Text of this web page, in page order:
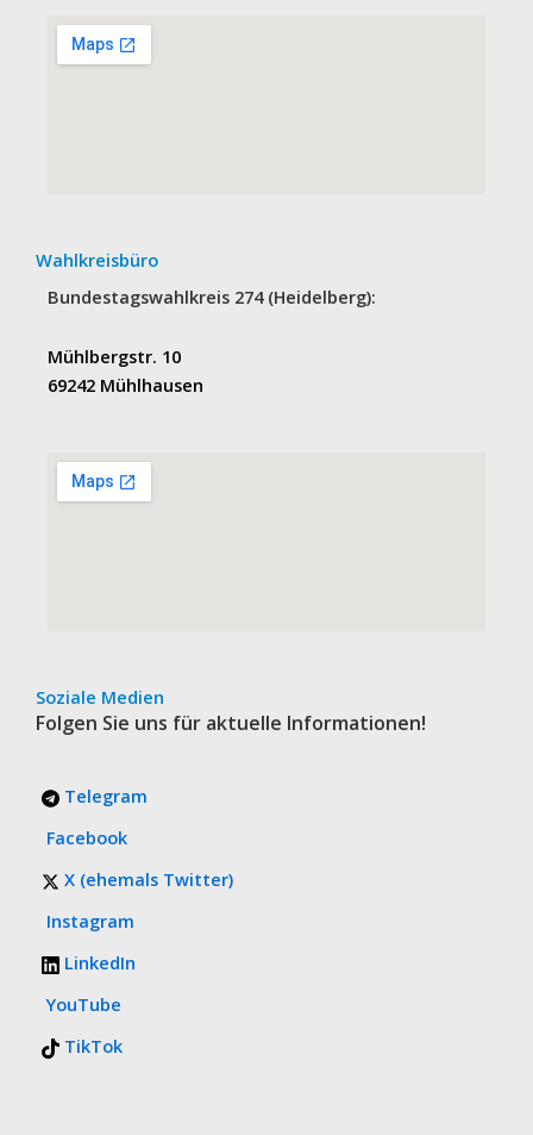
Wahlkreisbüro
Bundestagswahlkreis 274 (Heidelberg):
Mühlbergstr. 10
69242 Mühlhausen
Soziale Medien
Folgen Sie uns für aktuelle Informationen!
Telegram
Facebook
X (ehemals Twitter)
Instagram
LinkedIn
YouTube
TikTok